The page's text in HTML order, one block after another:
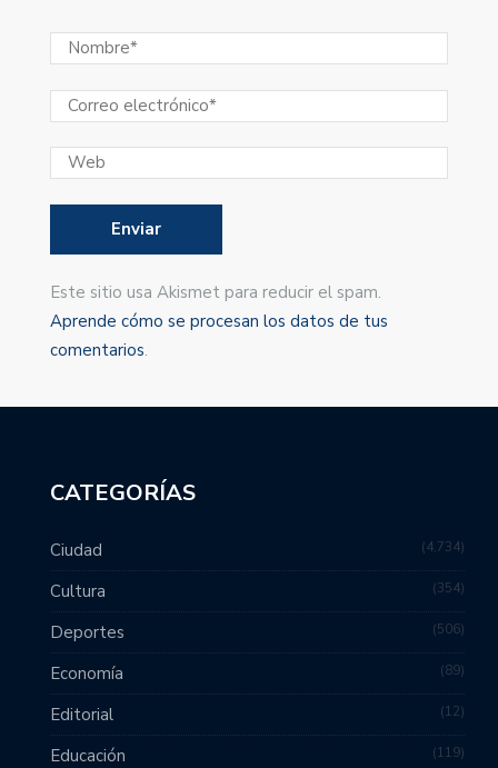
Este sitio usa Akismet para reducir el spam.
Aprende cómo se procesan los datos de tus
comentarios.
CATEGORÍAS
Ciudad 4,734
Cultura 354
Deportes 506
Economía 89
Editorial 12
Educación 119